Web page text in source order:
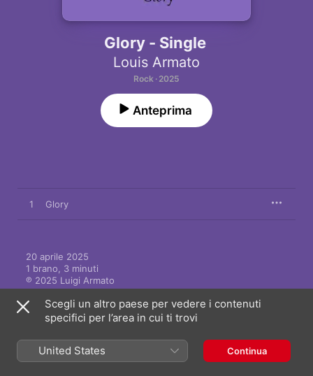
Glory - Single
Louis Armato
Rock · 2025
Anteprima
1 Glory
20 aprile 2025
1 brano, 3 minuti
℗ 2025 Luigi Armato
Altri brani di Louis Armato
Scegli un altro paese per vedere i contenuti
specifici per l’area in cui ti trovi
United States Continua